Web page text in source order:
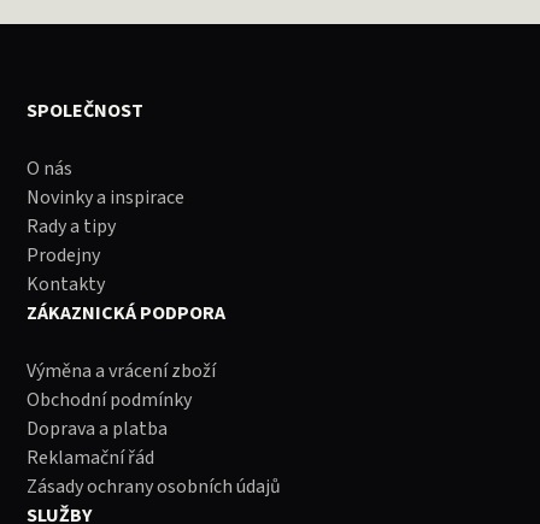
SPOLEČNOST
O nás
Novinky a inspirace
Rady a tipy
Prodejny
Kontakty
ZÁKAZNICKÁ PODPORA
Výměna a vrácení zboží
Obchodní podmínky
Doprava a platba
Reklamační řád
Zásady ochrany osobních údajů
SLUŽBY